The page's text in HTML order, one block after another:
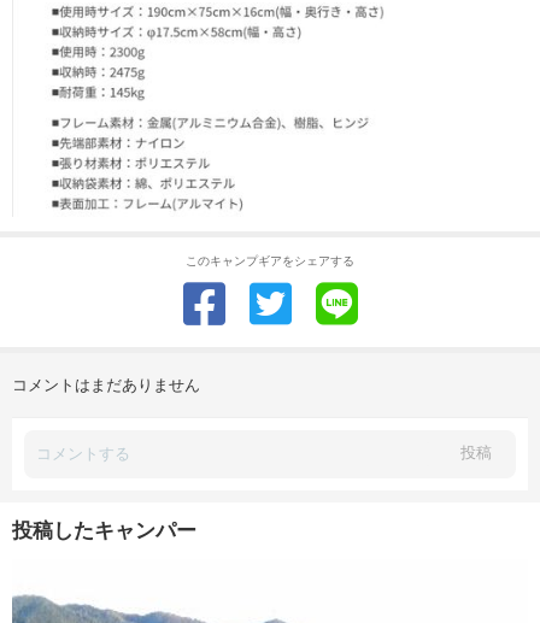
このキャンプギアをシェアする
コメントはまだありません
投稿
投稿したキャンパー